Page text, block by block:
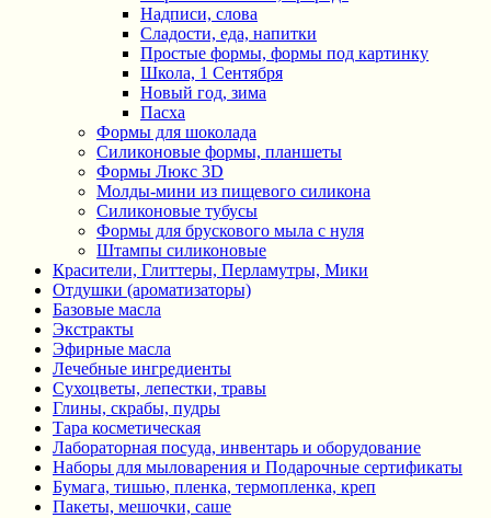
Надписи, слова
Сладости, еда, напитки
Простые формы, формы под картинку
Школа, 1 Сентября
Новый год, зима
Пасха
Формы для шоколада
Силиконовые формы, планшеты
Формы Люкс 3D
Молды-мини из пищевого силикона
Силиконовые тубусы
Формы для брускового мыла с нуля
Штампы силиконовые
Красители, Глиттеры, Перламутры, Мики
Отдушки (ароматизаторы)
Базовые масла
Экстракты
Эфирные масла
Лечебные ингредиенты
Сухоцветы, лепестки, травы
Глины, скрабы, пудры
Тара косметическая
Лабораторная посуда, инвентарь и оборудование
Наборы для мыловарения и Подарочные сертификаты
Бумага, тишью, пленка, термопленка, креп
Пакеты, мешочки, саше